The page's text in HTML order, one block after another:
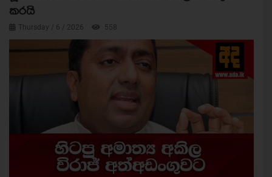
කරයි
Thursday / 6 / 2026 558